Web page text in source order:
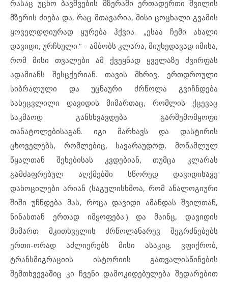
რასაც უცხო ბავშვების მზერაში ერთადერთი შვილის
მზერის ძიება და, რაც მთავარია, მისი ცოცხალი გვამის
ყოველდღიურად ყურება ჰქვია. „ესაა ჩემი ახალი
დავიდი, ურჩხული.“ – ამბობს კლარა, მიუხედავად იმისა,
რომ მისი თვალები ამ ქვეყნად ყველაზე ძვირფას
ადამიანს შესცქერიან. თავის მხრივ, ერთდროული
სიბრალული და უცნაური ძრწოლა გვიჩნდება
სახეცვლილი დავიდის მიმართაც, რომლის ქცევაც
საკმაოდ განსხვავდება გარშემომყოფი
თანატოლებისაგან. იგი მარხავს და დასტირის
ცხოველებს, რომლებიც, სავარაუდოდ, მოწამლულ
წყალთან შეხებისას კვდებიან, თუმცა კლარას
გამძაფრებულ აღქმებში სწორედ დავიდისავე
დახოცილები არიან (საგულისხმოა, რომ ანალოგიური
შიში უჩნდება მას, როცა დავიდი ამანდას შვილთან,
ნინასთან ერთად იმყოფება.) და მაინც, დავიდის
მიმართ მკითხველის ძრწოლანარევ შეგრძნებებს
ერთი-ორად აძლიერებს მისი ასაკიც. ვფიქრობ,
ტრანსმიგრაციის ისტორიის გათვალისწინების
შემთხვევაშიც კი ჩვენი დამოკიდებულება შედარებით